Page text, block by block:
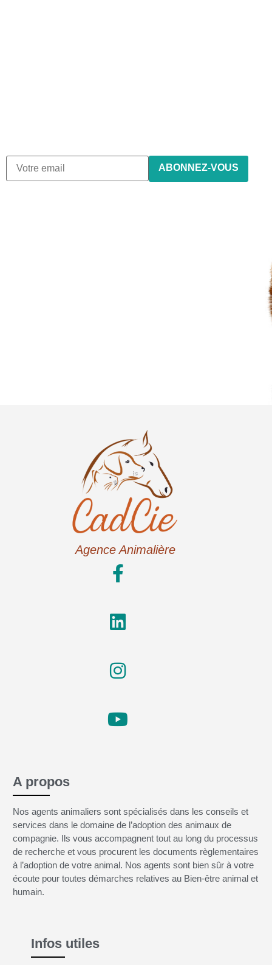
Agence Animalière
A propos
Nos agents animaliers sont spécialisés dans les conseils et
services dans le domaine de l’adoption des animaux de
compagnie. Ils vous accompagnent tout au long du processus
de recherche et vous procurent les documents règlementaires
à l’adoption de votre animal. Nos agents sont bien sûr à votre
écoute pour toutes démarches relatives au Bien-être animal et
humain.
Infos utiles